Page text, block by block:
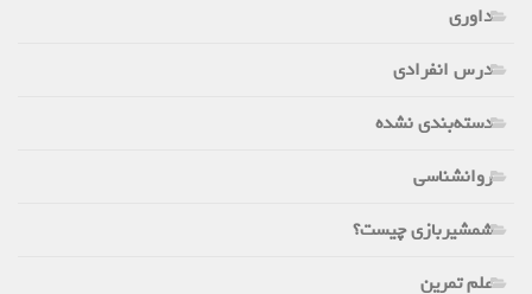
داوری
درس انفرادی
دسته‌بندی نشده
روانشناسی
شمشیربازی چیست؟
علم تمرین